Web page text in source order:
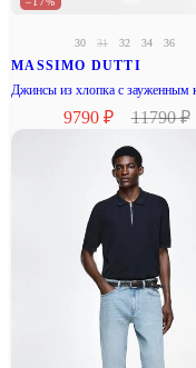
30 31 32 34 36
MASSIMO DUTTI
Джинсы из хлопка с зауженным
9790 ₽ 11790 ₽